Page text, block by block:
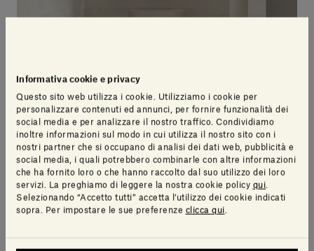
Informativa cookie e privacy
Questo sito web utilizza i cookie. Utilizziamo i cookie per
personalizzare contenuti ed annunci, per fornire funzionalità dei
social media e per analizzare il nostro traffico. Condividiamo
inoltre informazioni sul modo in cui utilizza il nostro sito con i
nostri partner che si occupano di analisi dei dati web, pubblicità e
social media, i quali potrebbero combinarle con altre informazioni
che ha fornito loro o che hanno raccolto dal suo utilizzo dei loro
servizi. La preghiamo di leggere la nostra cookie policy qui.
Selezionando “Accetto tutti” accetta l’utilizzo dei cookie indicati
sopra. Per impostare le sue preferenze clicca qui.
Anima Lavabo da appoggio